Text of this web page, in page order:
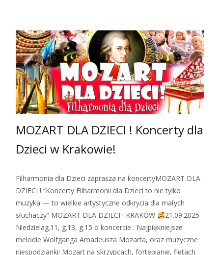
MOZART DLA DZIECI ! Koncerty dla
Dzieci w Krakowie!
Filharmonia dla Dzieci zaprasza na koncertyMOZART DLA
DZIECI ! “Koncerty Filharmonii dla Dzieci to nie tylko
muzyka — to wielkie artystyczne odkrycia dla małych
słuchaczy” MOZART DLA DZIECI ! KRAKÓW
21.09.2025
Niedzielag.11, g.13, g.15 o koncercie : Najpiękniejsze
melodie Wolfganga Amadeusza Mozarta, oraz muzyczne
niespodzianki! Mozart na skrzypcach, fortepianie, fletach